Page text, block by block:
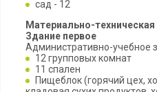
сад - 12
Материально-техническая
Здание первое
Административно-учебное
12 групповых комнат
11 спален
Пищеблок (горячий цех,